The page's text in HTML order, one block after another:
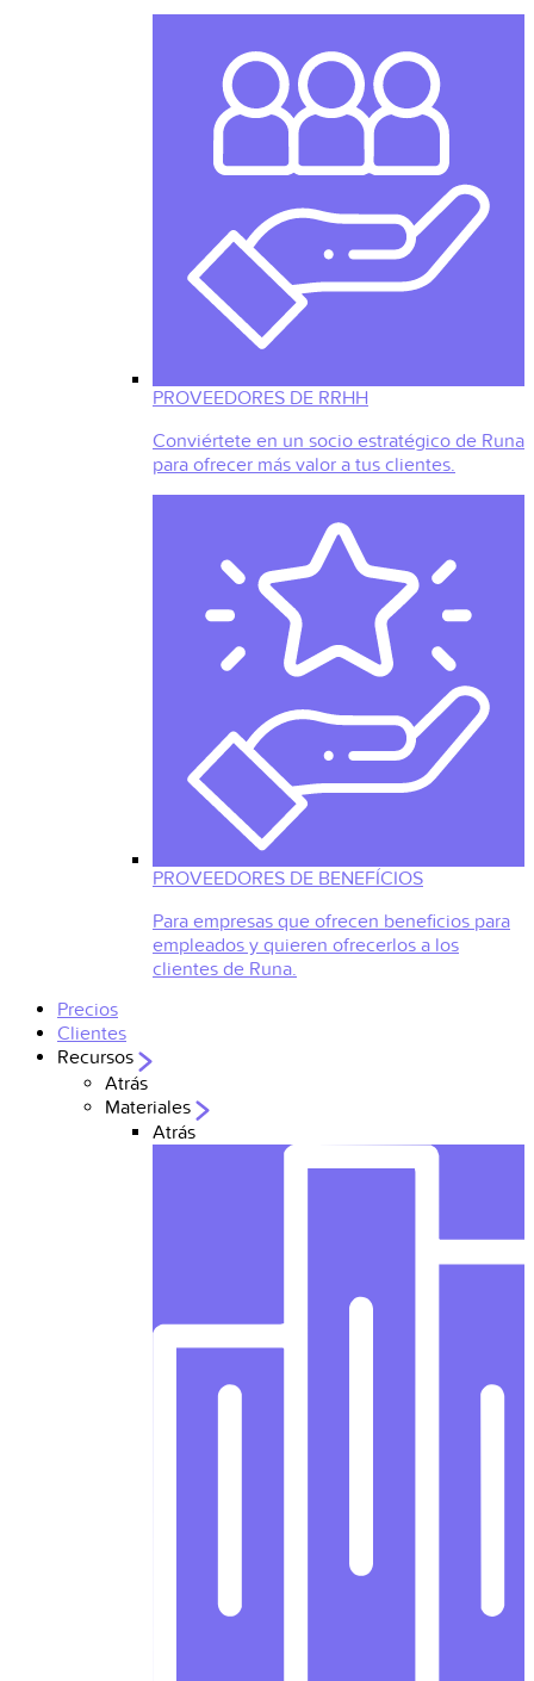
PROVEEDORES DE RRHH
Conviértete en un socio estratégico de Runa
para ofrecer más valor a tus clientes.
PROVEEDORES DE BENEFÍCIOS
Para empresas que ofrecen beneficios para
empleados y quieren ofrecerlos a los
clientes de Runa.
Precios
Clientes
Recursos
Atrás
Materiales
Atrás